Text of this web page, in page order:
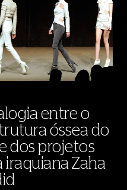
entre o
óssea do
dos projetos
Zaha